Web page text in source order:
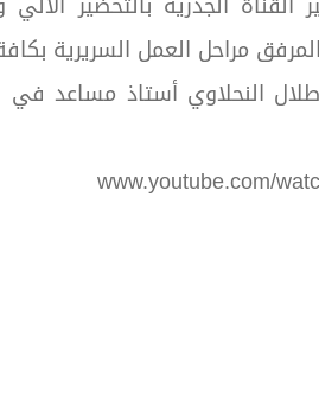
مراحل العمل السريرية
طلال النحلاوي أستاذ مساعد
www.youtube.com/